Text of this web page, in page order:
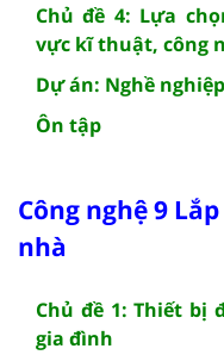
Chủ đề 4: Lựa
vực kĩ thuật, công
Dự án: Nghề
Ôn tập
Công nghệ 9
nhà
Chủ đề 1: Thiết bị
gia đình